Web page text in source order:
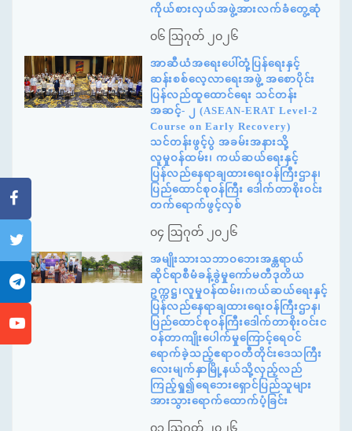
ကိုယ်စားလှယ်အဖွဲ့အားလက်ခံတွေ့ဆုံ
၀၆ ဩဂုတ် ၂၀၂၆
အာဆီယံအရေးပေါ်တုံ့ပြန်ရေးနှင့်
ဆန်းစစ်လေ့လာရေးအဖွဲ့ အစောပိုင်း
ပြန်လည်ထူထောင်ရေး သင်တန်း
အဆင့်- ၂ (ASEAN-ERAT Level-2
Course on Early Recovery)
သင်တန်းဖွင့်ပွဲ အခမ်းအနားသို့
လူမှုဝန်ထမ်း၊ ကယ်ဆယ်ရေးနှင့်
ပြန်လည်နေရာချထားရေးဝန်ကြီးဌာန၊
ပြည်ထောင်စုဝန်ကြီး ဒေါက်တာစိုးဝင်း
တက်ရောက်ဖွင့်လှစ်
၀၄ ဩဂုတ် ၂၀၂၆
အမျိုးသားသဘာဝဘေးအန္တရာယ်
ဆိုင်ရာစီမံခန့်ခွဲမှုကော်မတီဒုတိယ
ဥက္ကဋ္ဌ၊လူမှုဝန်ထမ်း၊ကယ်ဆယ်ရေးနှင့်
ပြန်လည်နေရာချထားရေးဝန်ကြီးဌာန၊
ပြည်ထောင်စုဝန်ကြီးဒေါက်တာစိုးဝင်းင
ဝန်တာကျိုးပေါက်မှုကြောင့်ရေဝင်
ရောက်ခဲ့သည့်ဧရာဝတီတိုင်းဒေသကြီး
လေးမျက်နှာမြို့နယ်သို့လှည့်လည်
ကြည့်ရှု၍ရေဘေးရှောင်ပြည်သူများ
အားသွားရောက်ထောက်ပံ့ခြင်း
၀၁ ဩဂုတ် ၂၀၂၆